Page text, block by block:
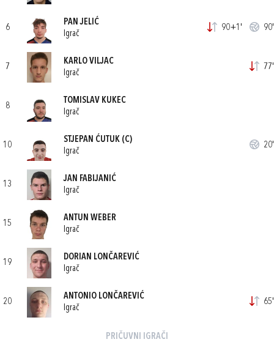
6
PAN JELIĆ
Igrač
90+1' 90'
7
KARLO VILJAC
Igrač
77'
8
TOMISLAV KUKEC
Igrač
10
STJEPAN ĆUTUK (C)
Igrač
20'
13
JAN FABIJANIĆ
Igrač
15
ANTUN WEBER
Igrač
19
DORIAN LONČAREVIĆ
Igrač
20
ANTONIO LONČAREVIĆ
Igrač
65'
PRIČUVNI IGRAČI